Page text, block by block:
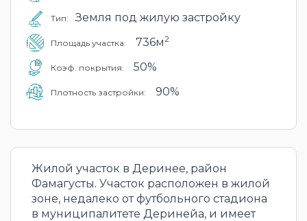
Тип: Земля под жилую застройку
Площадь участка: 736м2
Коэф. покрытия: 50%
Плотность застройки: 90%
Жилой участок в Деринее, район
Фамагусты. Участок расположен в жилой
зоне, недалеко от футбольного стадиона
в муниципалитете Деринейа, и имеет